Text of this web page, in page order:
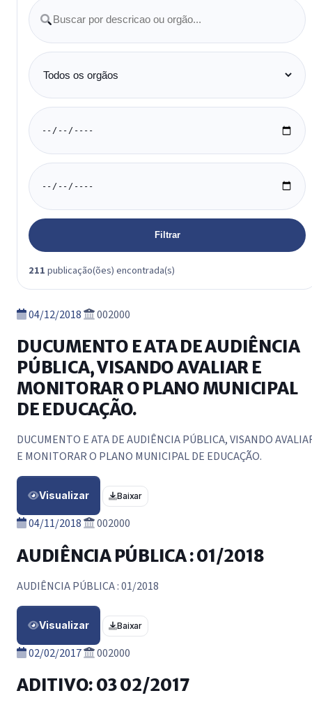
Buscar
Orgão
Data inicio
Data fim
Filtrar
211publicação(ões) encontrada(s)
04/12/2018 002000
DUCUMENTO E ATA DE AUDIÊNCIA
PÚBLICA, VISANDO AVALIAR E
MONITORAR O PLANO MUNICIPAL
DE EDUCAÇÃO.
DUCUMENTO E ATA DE AUDIÊNCIA PÚBLICA, VISANDO
E MONITORAR O PLANO MUNICIPAL DE EDUCAÇÃO.
Visualizar Baixar
04/11/2018 002000
AUDIÊNCIA PÚBLICA : 01/2018
AUDIÊNCIA PÚBLICA : 01/2018
Visualizar Baixar
02/02/2017 002000
ADITIVO: 03 02/2017